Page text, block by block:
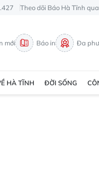
Theo dõi Báo Hà Tĩnh qua
mới Báo in Đa
HÀ TĨNH ĐỜI SỐNG